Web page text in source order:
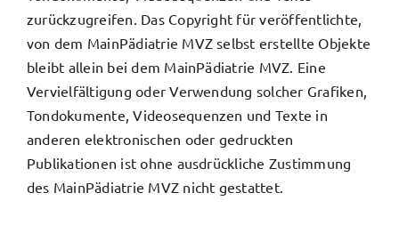
zurückzugreifen. Das Copyright für veröffentlichte,
von dem MainPädiatrie MVZ selbst erstellte Objekte
bleibt allein bei dem MainPädiatrie MVZ. Eine
Vervielfältigung oder Verwendung solcher Grafiken,
Tondokumente, Videosequenzen und Texte in
anderen elektronischen oder gedruckten
Publikationen ist ohne ausdrückliche Zustimmung
des MainPädiatrie MVZ nicht gestattet.